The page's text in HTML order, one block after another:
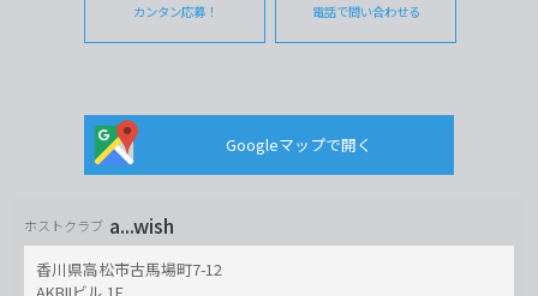
カンタン応募！ 電話で問い合わせる
Googleマップで開く
ホストクラブ a...wish
香川県高松市古馬場町7-12